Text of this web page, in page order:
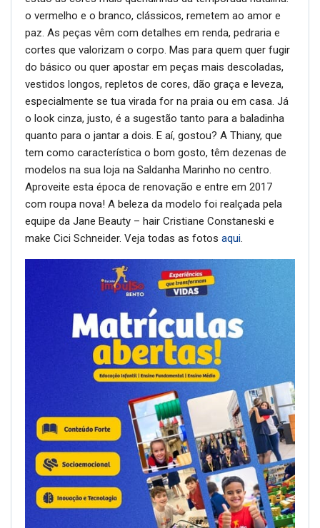
o vermelho e o branco, clássicos, remetem ao amor e
paz. As peças vêm com detalhes em renda, pedraria e
cortes que valorizam o corpo. Mas para quem quer fugir
do básico ou quer apostar em peças mais descoladas,
vestidos longos, repletos de cores, dão graça e leveza,
especialmente se tua virada for na praia ou em casa. Já
o look cinza, justo, é a sugestão tanto para a baladinha
quanto para o jantar a dois. E aí, gostou? A Thiany, que
tem como característica o bom gosto, têm dezenas de
modelos na sua loja na Saldanha Marinho no centro.
Aproveite esta época de renovação e entre em 2017
com roupa nova! A beleza da modelo foi realçada pela
equipe da Jane Beauty – hair Cristiane Constaneski e
make Cici Schneider. Veja todas as fotos aqui.